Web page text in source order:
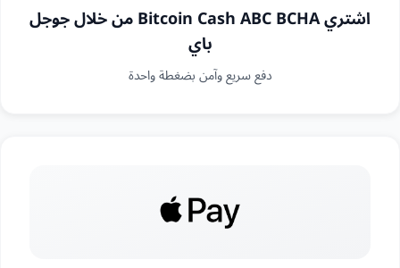
اشتري Bitcoin Cash ABC BCHA من خلال جوجل
باي
دفع سريع وآمن بضغطة واحدة